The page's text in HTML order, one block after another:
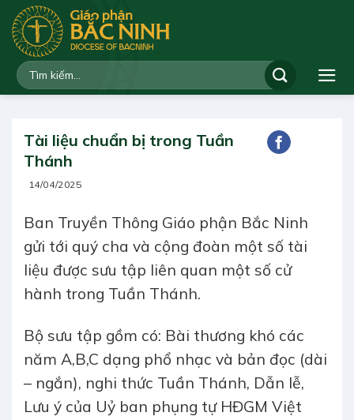
qua
dung
Tài liệu chuẩn bị trong Tuần
Thánh
14/04/2025
Ban Truyền Thông Giáo phận Bắc Ninh
gửi tới quý cha và cộng đoàn một số tài
liệu được sưu tập liên quan một số cử
hành trong Tuần Thánh.
Bộ sưu tập gồm có: Bài thương khó các
năm A,B,C dạng phổ nhạc và bản đọc (dài
– ngắn), nghi thức Tuần Thánh, Dẫn lễ,
Lưu ý của Uỷ ban phụng tự HĐGM Việt